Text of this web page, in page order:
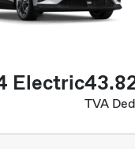
Electric
TVA